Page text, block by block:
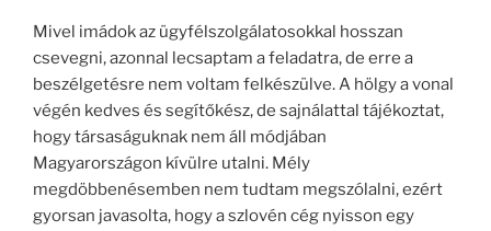
Mivel imádok az ügyfélszolgálatosokkal hosszan
csevegni, azonnal lecsaptam a feladatra, de erre a
beszélgetésre nem voltam felkészülve. A hölgy a vonal
végén kedves és segítőkész, de sajnálattal tájékoztat,
hogy társaságuknak nem áll módjában
Magyarországon kívülre utalni. Mély
megdöbbenésemben nem tudtam megszólalni, ezért
gyorsan javasolta, hogy a szlovén cég nyisson egy